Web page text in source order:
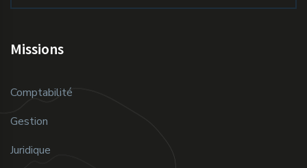
Missions
Comptabilité
Gestion
Juridique